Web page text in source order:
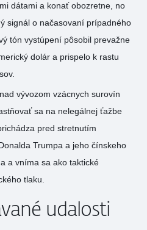
dátami a konať obozretne, no
signál o načasovaní prípadného
tón vystúpení pôsobil prevažne
dolár a prispelo k rastu
vývozom vzácnych surovín
sa na nelegálnej ťažbe
pred stretnutím
Trumpa a jeho čínskeho
a vníma sa ako taktické
tlaku.
udalosti